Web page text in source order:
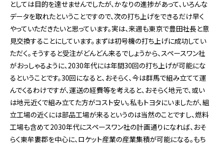
としては目的を達せませんでしたが、かなりの進捗があって、いろんな
データを取れたということですので、次の打ち上げをできるだけ早く
やっていただきたいと思っています。実は、来週も東京で豊田社長と意
見交換することにしています。まずは初号機の打ち上げに成功してい
ただく。そうすると受注がどんどん来るでしょうから、スペースワン社
がおっしゃるように、2030年代には年間30回の打ち上げが可能にな
るということです。30回になると、おそらく、今は群馬で組み立てて運
んでくるわけですが、運送の経費等を考えると、おそらく地元で、或い
は地元近くで組み立てた方がコスト安い。私もトヨタにいましたが、組
立工場の近くには部品工場が来るというのは当然のことですし、燃料
工場も含めて2030年代にスペースワン社の計画通りになれば、おそ
らく東牟婁郡を中心に、ロケット産業の産業集積が可能になる。もち